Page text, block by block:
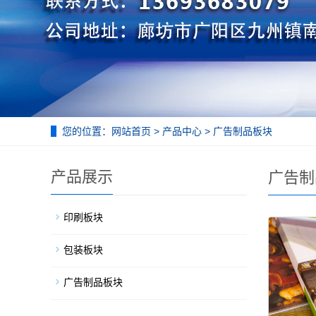
您的位置： 网站首页 > 产品中心 > 广告制品板块
广告
产品展示
印刷板块
包装板块
广告制品板块